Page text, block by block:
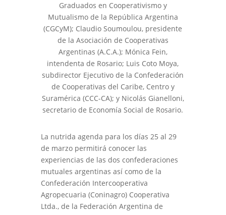
Graduados en Cooperativismo y
Mutualismo de la República Argentina
(CGCyM); Claudio Soumoulou, presidente
de la Asociación de Cooperativas
Argentinas (A.C.A.); Mónica Fein,
intendenta de Rosario; Luis Coto Moya,
subdirector Ejecutivo de la Confederación
de Cooperativas del Caribe, Centro y
Suramérica (CCC-CA); y Nicolás Gianelloni,
secretario de Economía Social de Rosario.
La nutrida agenda para los días 25 al 29
de marzo permitirá conocer las
experiencias de las dos confederaciones
mutuales argentinas así como de la
Confederación Intercooperativa
Agropecuaria (Coninagro) Cooperativa
Ltda., de la Federación Argentina de